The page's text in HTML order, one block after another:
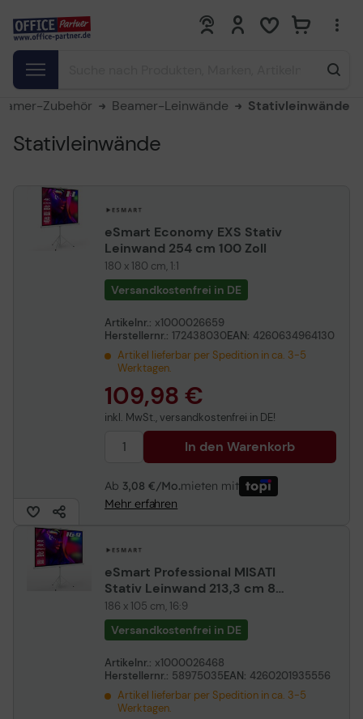
0 0
Zubehör Beamer-Leinwände Stativleinwände
Stativleinwände
eSmart Economy EXS Stativ
Leinwand 254 cm 100 Zoll
180 x 180 cm, 1:1
Versandkostenfrei in DE
Artikelnr.: x1000026659
Herstellernr.: 172438030EAN: 4260634964130
Artikel lieferbar per Spedition in ca. 3-5
Werktagen.
109,98 €
inkl. MwSt., versandkostenfrei in DE!
In den Warenkorb
Ab 3,08 €/Mo.mieten mit
Mehr erfahren
eSmart Professional MISATI
Stativ Leinwand 213,3 cm 84
Zoll
186 x 105 cm, 16:9
Versandkostenfrei in DE
Artikelnr.: x1000026468
Herstellernr.: 58975035EAN: 4260201935556
Artikel lieferbar per Spedition in ca. 3-5
Werktagen.